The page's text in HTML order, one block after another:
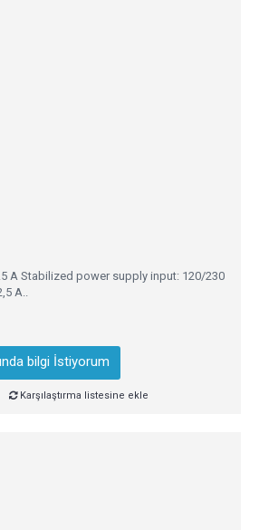
A Stabilized power supply input: 120/230
A..
bilgi İstiyorum
Karşılaştırma listesine ekle